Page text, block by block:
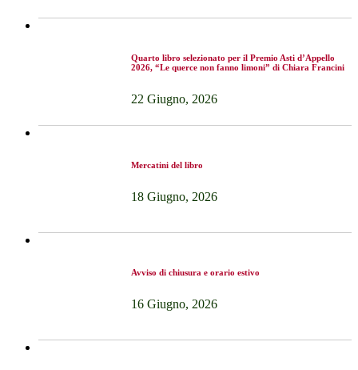
Quarto libro selezionato per il Premio Asti d’Appello
2026, “Le querce non fanno limoni” di Chiara Francini
22 Giugno, 2026
Mercatini del libro
18 Giugno, 2026
Avviso di chiusura e orario estivo
16 Giugno, 2026